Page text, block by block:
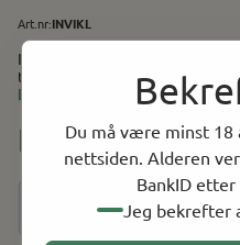
Du må være minst 18
nettsiden. Alderen
BankID
Jeg bekrefter
Art.nr:INVIKL
Inawera (INW) - Virginia Flavor (klar), Aroma
tobakk. Anbefalt i miks: 1-2% Baser (PG/VG) finner du her. Utstyr
og tilbehør til selvblanding
Les mer
NOK 49.00